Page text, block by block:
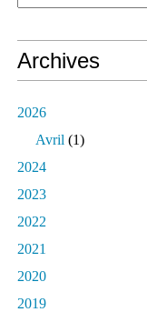
Archives
2026
Avril (1)
2024
2023
2022
2021
2020
2019